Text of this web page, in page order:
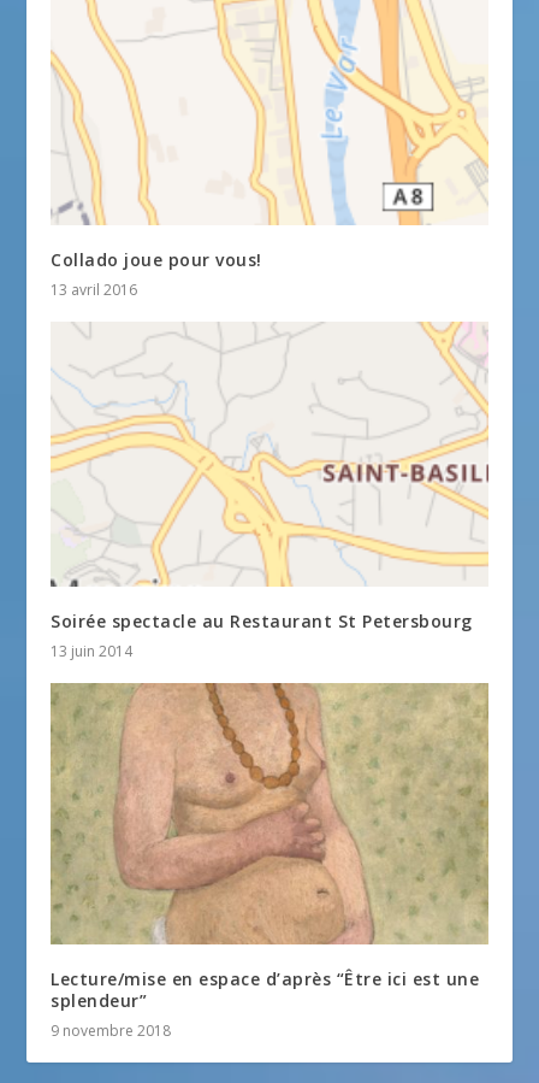
Collado joue pour vous!
13 avril 2016
Soirée spectacle au Restaurant St Petersbourg
13 juin 2014
Lecture/mise en espace d’après “Être ici est une
splendeur”
9 novembre 2018